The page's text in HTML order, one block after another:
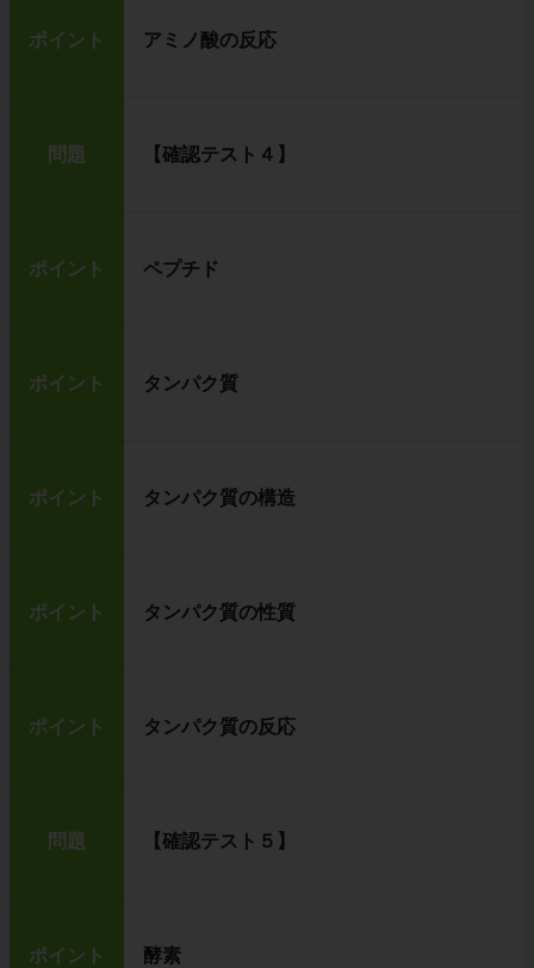
ポイント アミノ酸の反応
問題 【確認テスト４】
ポイント ペプチド
ポイント タンパク質
ポイント タンパク質の構造
ポイント タンパク質の性質
ポイント タンパク質の反応
問題 【確認テスト５】
ポイント 酵素